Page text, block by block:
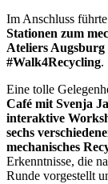
Im Anschluss
Stationen zum
Ateliers Augsburg
#Walk4Recycling.
Eine tolle
Café mit Svenja
interaktive
sechs
mechanisches
Erkenntnisse, die
Runde vorgestellt